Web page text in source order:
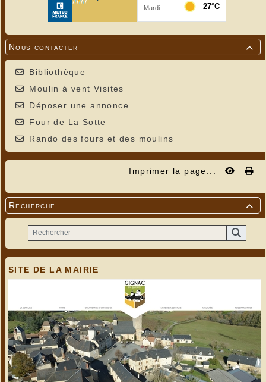

Nous contacter
Bibliothèque
Moulin à vent Visites
Déposer une annonce
Four de La Sotte
Rando des fours et des moulins
Imprimer la page...

Recherche
SITE DE LA MAIRIE